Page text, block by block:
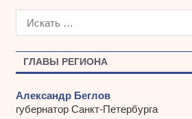
ГЛАВЫ РЕГИОНА
Александр Беглов
губернатор Санкт-Петербурга
х
ы